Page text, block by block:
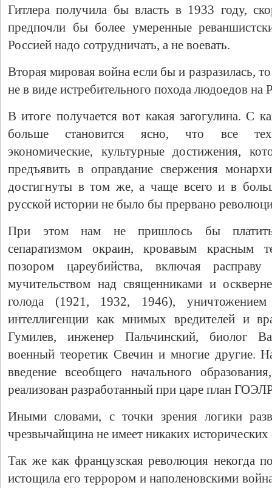
Гитлера получила бы власть в 1933 году,
предпочли бы более умеренные
Россией надо сотрудничать, а не воевать.
Вторая мировая война если бы и разразилась,
не в виде истребительного похода людоедов на
В итоге получается вот какая загогулина. С
больше становится ясно, что все
экономические, культурные достижения,
предъявить в оправдание свержения
достигнуты в том же, а чаще всего и в
русской истории не было бы прервано
При этом нам не пришлось бы платить
сепаратизмом окраин, кровавым красным
позором цареубийства, включая расправу
мучительством над священниками и
голода (1921, 1932, 1946), уничтожением
интеллигенции как мнимых вредителей и
Гумилев, инженер Пальчинский, биолог
военный теоретик Свечин и многие другие.
введение всеобщего начального
реализован разработанный при царе план
Иными словами, с точки зрения логики
чрезвычайщина не имеет никаких исторических
Так же как французская революция некогда
истощила его террором и наполеновскими